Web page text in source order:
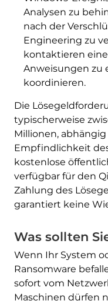
Analysen zu
nach der
Engineering zu
kontaktieren
Anweisungen zu
koordinieren.
Die
typischerweise
Millionen,
Empfindlichkeit
kostenlose
verfügbar für den
Zahlung des
garantiert keine
Was sollten
Wenn Ihr System
Ransomware
sofort vom
Maschinen dürfen